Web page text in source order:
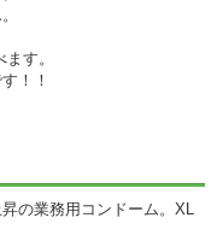
す。
！！
の業務用コンドーム。XL